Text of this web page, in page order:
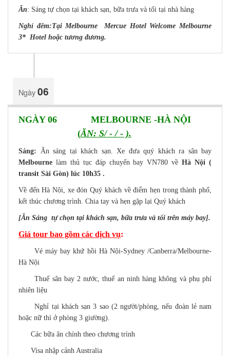
Ăn: Sáng tự chọn tại khách sạn, bữa trưa và tối tại nhà hàng
Nghỉ đêm:Tại Melbourne Mercue Hotel Welcome Melbourne
3* Hotel hoặc tương đương.
Ngày06
NGÀY 06 MELBOURNE -HÀ NỘI
(ĂN: S/ - / - ).
Sáng: Ăn sáng tại khách sạn. Xe đưa quý khách ra sân bay
Melbourne làm thủ tục đáp chuyến bay VN780 vềHà Nội (
transit Sài Gòn) lúc 10h35 .
Về đến Hà Nội, xe đón Quý khách về điểm hẹn trong thành phố,
kết thúc chương trình. Chia tay và hẹn gặp lại Quý khách
[Ăn Sáng tự chọn tại khách sạn, bữa trưa và tối trên máy bay].
Giá tour bao gồm các dịch vụ:
Vé máy bay khứ hồi Hà Nội-Sydney /Canberra/Melbourne-
Hà Nội
Thuế sân bay 2 nước, thuế an ninh hàng không và phụ phí
nhiên liệu
Nghỉ tại khách sạn 3 sao (2 người/phòng, nếu đoàn lẻ nam
hoặc nữ thì ở phòng 3 giường).
Các bữa ăn chính theo chương trình
Visa nhập cảnh Australia